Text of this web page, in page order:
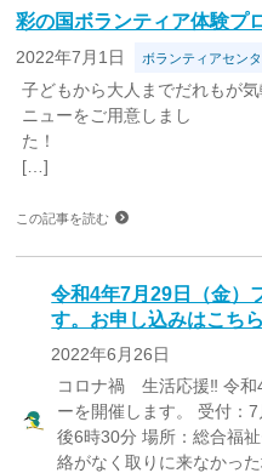
彩の国ボランティア体験
2022年7月1日 ボランティアセン
子どもから大人までだれもが
ニューをご用意しまし
[…]
この記事を読む
令和4年7月29日（金）
す。お申し込みはこち
2022年6月26日
コロナ禍 生活応援‼ 令和
ーを開催します。 受付：
後6時30分 場所：総合福
絡がなく取りに来なかっ